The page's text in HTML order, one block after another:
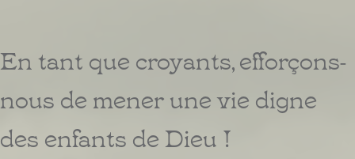
En tant que croyants, efforçons-
nous de mener une vie digne
des enfants de Dieu !